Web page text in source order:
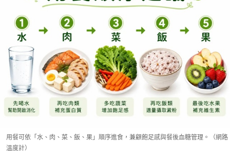
用餐可依「水、肉、菜、飯、果」順序進食，兼顧飽足感與餐後血糖管理。（網路
溫度計）